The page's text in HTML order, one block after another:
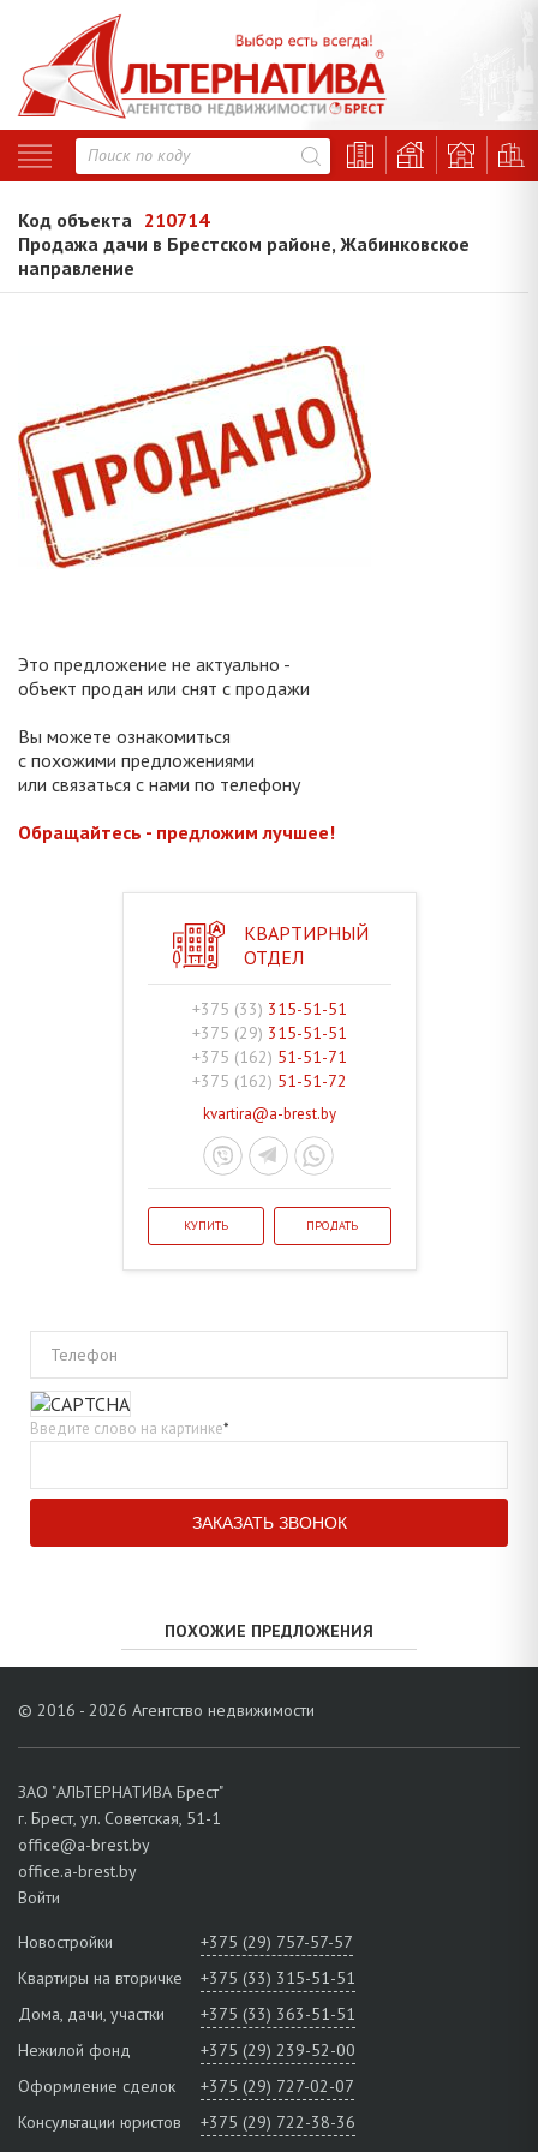
Код объекта 210714
Продажа дачи в Брестском районе, Жабинковское
направление
Это предложение не актуально -
объект продан или снят с продажи
Вы можете ознакомиться
с похожими предложениями
или связаться с нами по телефону
Обращайтесь - предложим лучшее!
КВАРТИРНЫЙ
ОТДЕЛ
+375 (33) 315-51-51
+375 (29) 315-51-51
+375 (162) 51-51-71
+375 (162) 51-51-72
kvartira@a-brest.by
КУПИТЬ ПРОДАТЬ
Телефон
Введите слово на картинке*
ПОХОЖИЕ ПРЕДЛОЖЕНИЯ
© 2016 - 2026 Агентство недвижимости
ЗАО "АЛЬТЕРНАТИВА Брест"
г. Брест, ул. Советская, 51-1
office@a-brest.by
office.a-brest.by
Войти
Новостройки
+375 (29) 757-57-57
Квартиры на вторичке
+375 (33) 315-51-51
Дома, дачи, участки
+375 (33) 363-51-51
Нежилой фонд
+375 (29) 239-52-00
Оформление сделок
+375 (29) 727-02-07
Консультации юристов
+375 (29) 722-38-36